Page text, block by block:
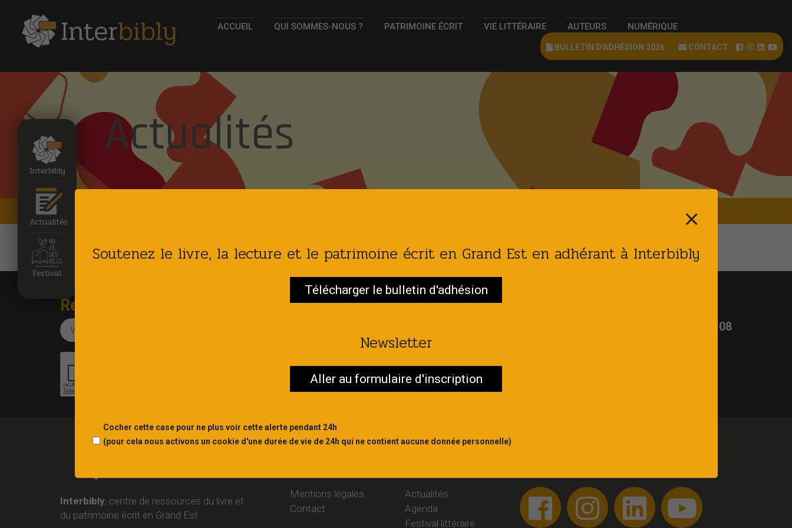
Interbibly
Actualités
Festival
ACCUEIL QUI SOMMES-NOUS ? PATRIMOINE ÉCRIT VIE LITTÉRAIRE AUTEURS NUMÉRIQUE
BULLETIN D'ADHÉSION 2026 CONTACT
Actualités
Recevez notre newsletter
03 26 65 02 08
Interbibly, centre de ressources du livre et
du patrimoine écrit en Grand Est
Mentions légales
Contact
Actualités
Agenda
Festival littéraire
⨯
Soutenez le livre, la lecture et le patrimoine écrit en Grand Est en adhérant à Interbibly
Télécharger le bulletin d'adhésion
Newsletter
Aller au formulaire d'inscription
Cocher cette case pour ne plus voir cette alerte pendant 24h
(pour cela nous activons un cookie d'une durée de vie de 24h qui ne contient aucune donnée personnelle)